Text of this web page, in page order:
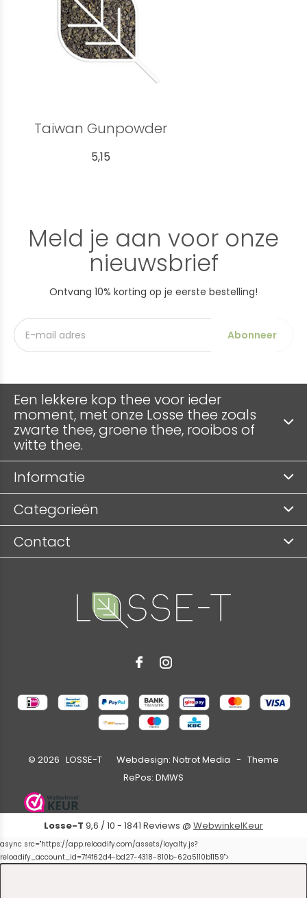
Taiwan Gunpowder
5,15
Meld je aan voor onze
nieuwsbrief
Ontvang 10% korting op je eerste bestelling!
Abonneer
Een lekkere kop thee voor ieder
moment, met onze Losse thee zoals
zwarte thee, groene thee, rooibos of
witte thee.
Informatie
Categorieën
Contact
© 2026 LOSSE-T Webdesign: Notrot Media - Theme
RePos: DMWS
Losse-T 9,6 / 10 - 1841 Reviews @ WebwinkelKeur
async src="https://app.reloadify.com/assets/loyalty.js?
reloadify_account_id=7f4f62d4-bd27-4318-810b-62a5110b1159">